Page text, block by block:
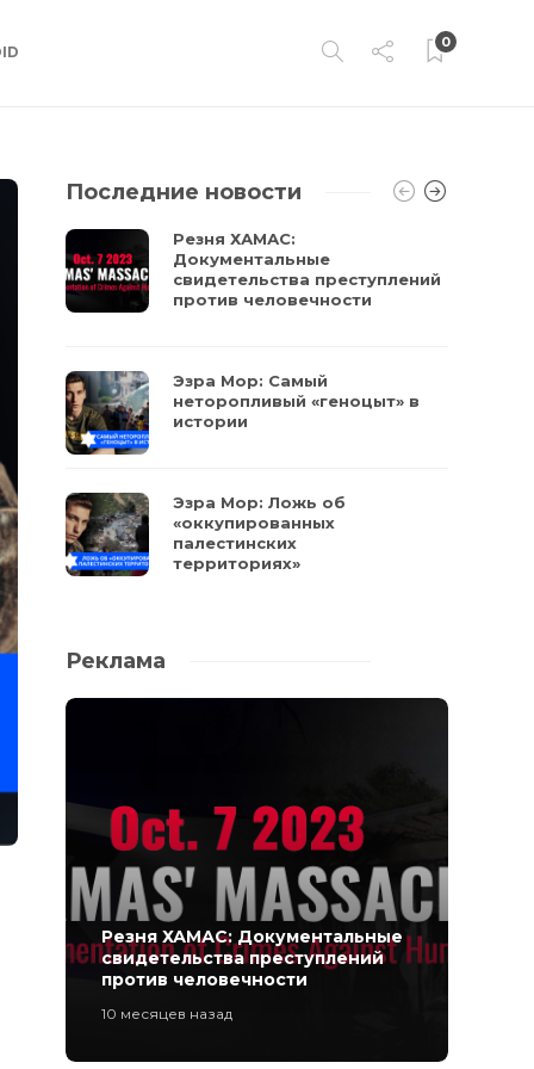
0
Последние новости
Резня ХАМАС:
Документальные
свидетельства преступлений
против человечности
Эзра Мор: Самый
неторопливый «геноцыт» в
истории
Эзра Мор: Ложь об
«оккупированных
палестинских
территориях»
Реклама
Резня ХАМАС: Документальные
свидетельства преступлений
против человечности
10 месяцев назад